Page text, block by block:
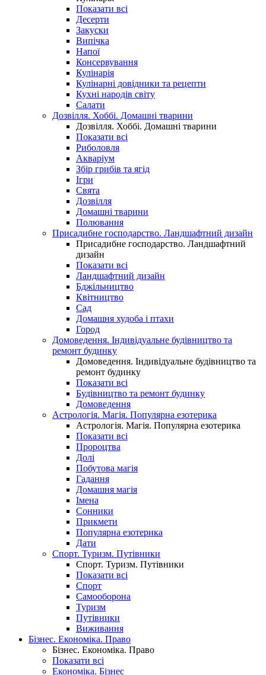
Показати всі
Десерти
Закуски
Випічка
Напої
Консервування
Кулінарія
Кулінарні довідники та рецепти
Кухні народів світу
Салати
Дозвілля. Хоббі. Домашні тварини
Дозвілля. Хоббі. Домашні тварини
Показати всі
Риболовля
Акваріум
Збір грибів та ягід
Ігри
Свята
Дозвілля
Домашні тварини
Полювання
Присадибне господарство. Ландшафтний дизайн
Присадибне господарство. Ландшафтний
дизайн
Показати всі
Ландшафтний дизайн
Бджільництво
Квітництво
Сад
Домашня худоба і птахи
Город
Домоведення. Індивідуальне будівництво та
ремонт будинку
Домоведення. Індивідуальне будівництво та
ремонт будинку
Показати всі
Будівництво та ремонт будинку
Домоведення
Астрологія. Магія. Популярна езотерика
Астрологія. Магія. Популярна езотерика
Показати всі
Пророцтва
Долі
Побутова магія
Гадання
Домашня магія
Імена
Сонники
Прикмети
Популярна езотерика
Дати
Спорт. Туризм. Путівники
Спорт. Туризм. Путівники
Показати всі
Спорт
Самооборона
Туризм
Путівники
Виживання
Бізнес. Економіка. Право
Бізнес. Економіка. Право
Показати всі
Економіка. Бізнес